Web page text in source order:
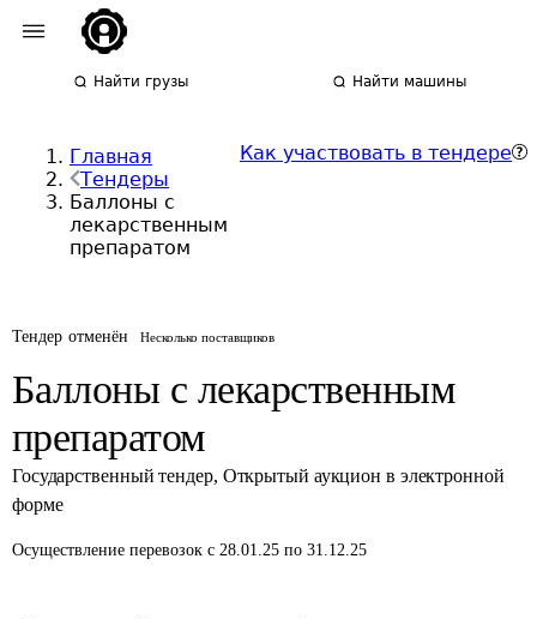
Найти грузы Найти машины
Главная
Тендеры
Баллоны с
лекарственным
препаратом
Как участвовать в тендере
Тендер отменён Несколько поставщиков
Баллоны с лекарственным
препаратом
Государственный тендер, Открытый аукцион в электронной
форме
Осуществление перевозок с 28.01.25 по 31.12.25